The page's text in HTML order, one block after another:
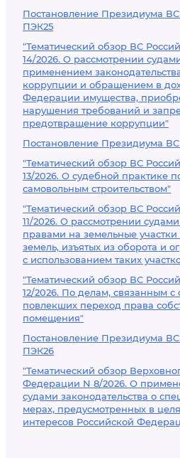
Постановление Президиума ВС
ПЭК25
"Тематический обзор ВС
14/2026. О рассмотрении
применением
коррупции и обращением в
Федерации имущества,
нарушения требований и
предотвращение коррупции"
Постановление Президиума ВС
"Тематический обзор ВС
13/2026. О судебной практике
самовольным строительством"
"Тематический обзор ВС
11/2026. О рассмотрении
правами на земельные участки
земель, изъятых из оборота и
с использованием таких
"Тематический обзор ВС
12/2026. По делам, связанным
повлекших переход права
помещения"
Постановление Президиума ВС
ПЭК26
"Тематический обзор
Федерации N 8/2026. О
судами законодательства о
мерах, предусмотренных в
интересов Российской